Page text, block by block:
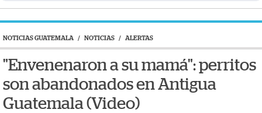
NOTICIAS GUATEMALA / NOTICIAS / ALERTAS
"Envenenaron a su mamá": perritos
son abandonados en Antigua
Guatemala (Video)